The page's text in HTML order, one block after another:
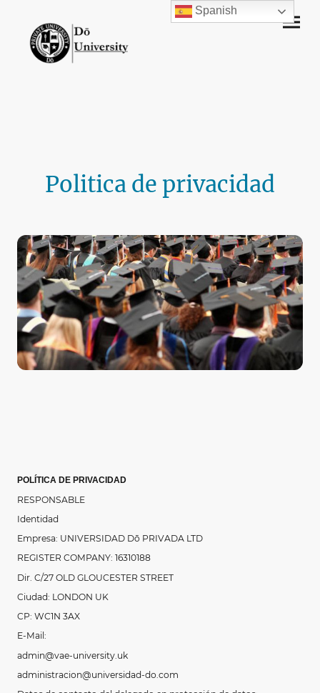
Politica de privacidad
POLÍTICA DE PRIVACIDAD
RESPONSABLE
Identidad
Empresa: UNIVERSIDAD Dō PRIVADA LTD
REGISTER COMPANY: 16310188
Dir. C/27 OLD GLOUCESTER STREET
Ciudad: LONDON UK
CP: WC1N 3AX
E-Mail:
admin@vae-university.uk
administracion@universidad-do.com
Spanish